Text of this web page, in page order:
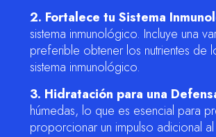
2. Fortalece tu Sistema
sistema inmunológico. Incluye una
preferible obtener los nutrientes de
sistema inmunológico.
3. Hidratación para una
húmedas, lo que es esencial para
proporcionar un impulso adicional